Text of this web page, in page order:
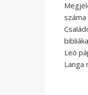
száma
Leó
Langa